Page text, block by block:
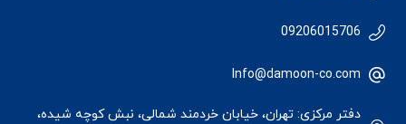
09206015706
Info@damoon-co.com
دفتر مرکزی: تهران، خیابان خردمند شمالی، نبش کوچه شیده،